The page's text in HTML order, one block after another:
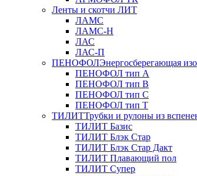
Ленты и скотчи ЛИТ
ЛАМС
ЛАМС-Н
ЛАС
ЛАС-П
ПЕНОФОЛЭнергосберегающая
ПЕНОФОЛ тип А
ПЕНОФОЛ тип B
ПЕНОФОЛ тип C
ПЕНОФОЛ тип T
ТИЛИТТрубки и рулоны из
ТИЛИТ Базис
ТИЛИТ Блэк Стар
ТИЛИТ Блэк Стар Дакт
ТИЛИТ Плавающий пол
ТИЛИТ Супер